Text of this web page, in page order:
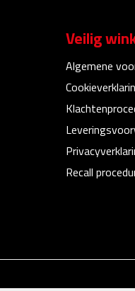
Veilig
Algemene
Recall